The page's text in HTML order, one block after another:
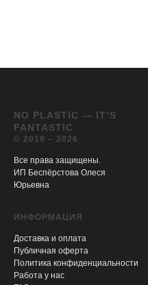
NO PLASTIC — IT’S
FANTASTIC
© 2019 – 2026
Все права защищены.
ИП Беспёрстова Олеся
Юрьевна
ИНФОРМАЦИЯ
Доставка и оплата
Публичная оферта
Политика конфиденциальности
Работа у нас